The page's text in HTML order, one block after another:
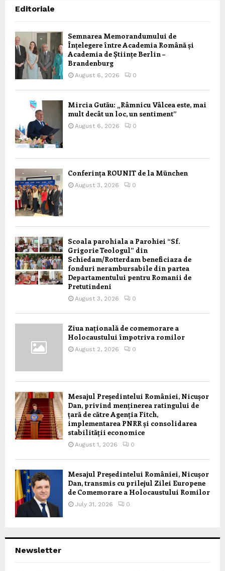
Editoriale
Semnarea Memorandumului de
Înțelegere între Academia Română și
Academia de Științe Berlin –
Brandenburg
August 6, 2026 0
Mircia Gutău: „Râmnicu Vâlcea este, mai
mult decât un loc, un sentiment”
August 6, 2026 0
Conferința ROUNIT de la München
August 3, 2026 0
Scoala parohiala a Parohiei “Sf.
Grigorie Teologul” din
Schiedam/Rotterdam beneficiaza de
fonduri nerambursabile din partea
Departamentului pentru Romanii de
Pretutindeni
August 3, 2026 0
Ziua națională de comemorare a
Holocaustului împotriva romilor
August 2, 2026 0
Mesajul Președintelui României, Nicușor
Dan, privind menținerea ratingului de
țară de către Agenția Fitch,
implementarea PNRR și consolidarea
stabilității economice
August 1, 2026 0
Mesajul Președintelui României, Nicușor
Dan, transmis cu prilejul Zilei Europene
de Comemorare a Holocaustului Romilor
July 31, 2026 0
Newsletter